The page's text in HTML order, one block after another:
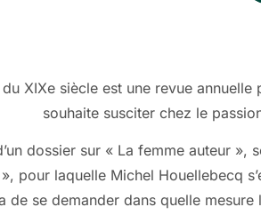
XIXe siècle est une revue
souhaite susciter chez le
dossier sur « La femme auteur
pour laquelle Michel Houellebecq
de se demander dans quelle